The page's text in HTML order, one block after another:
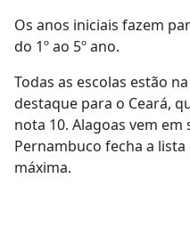
Os anos iniciais fazem
do 1º ao 5º ano.
Todas as escolas estão
destaque para o Ceará,
nota 10. Alagoas vem
Pernambuco fecha a
máxima.